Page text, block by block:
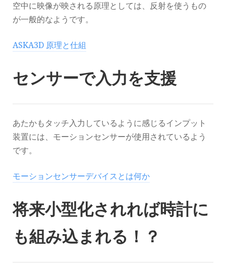
空中に映像が映される原理としては、反射を使うもの
が一般的なようです。
ASKA3D 原理と仕組
センサーで入力を支援
あたかもタッチ入力しているように感じるインプット
装置には、モーションセンサーが使用されているよう
です。
モーションセンサーデバイスとは何か
将来小型化されれば時計に
も組み込まれる！？